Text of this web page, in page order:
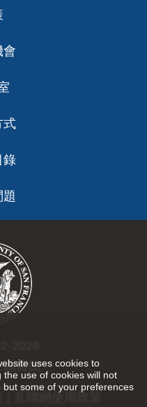
uses cookies to
use of cookies will not
some of your preferences
會
式
錄
題
2026
圖書館
互聯網使用政策